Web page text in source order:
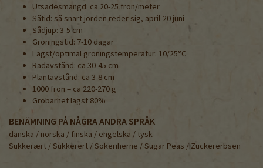
Utsädesmängd: ca 20-25 frön/meter
Såtid: så snart jorden reder sig, april-20 juni
Sådjup: 3-5 cm
Groningstid: 7-10 dagar
Lägst/optimal groningstemperatur: 10/25°C
Radavstånd: ca 30-45 cm
Plantavstånd: ca 3-8 cm
1000 frön = ca 220-270 g
Grobarhet lägst 80%
BENÄMNING PÅ NÅGRA ANDRA SPRÅK
danska / norska / finska / engelska / tysk
Sukkerært / Sukkerert / Sokeriherne / Sugar Peas / Zuckererbsen